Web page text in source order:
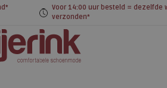
Voor 14:00 uur besteld = dezelfde
verzonden*